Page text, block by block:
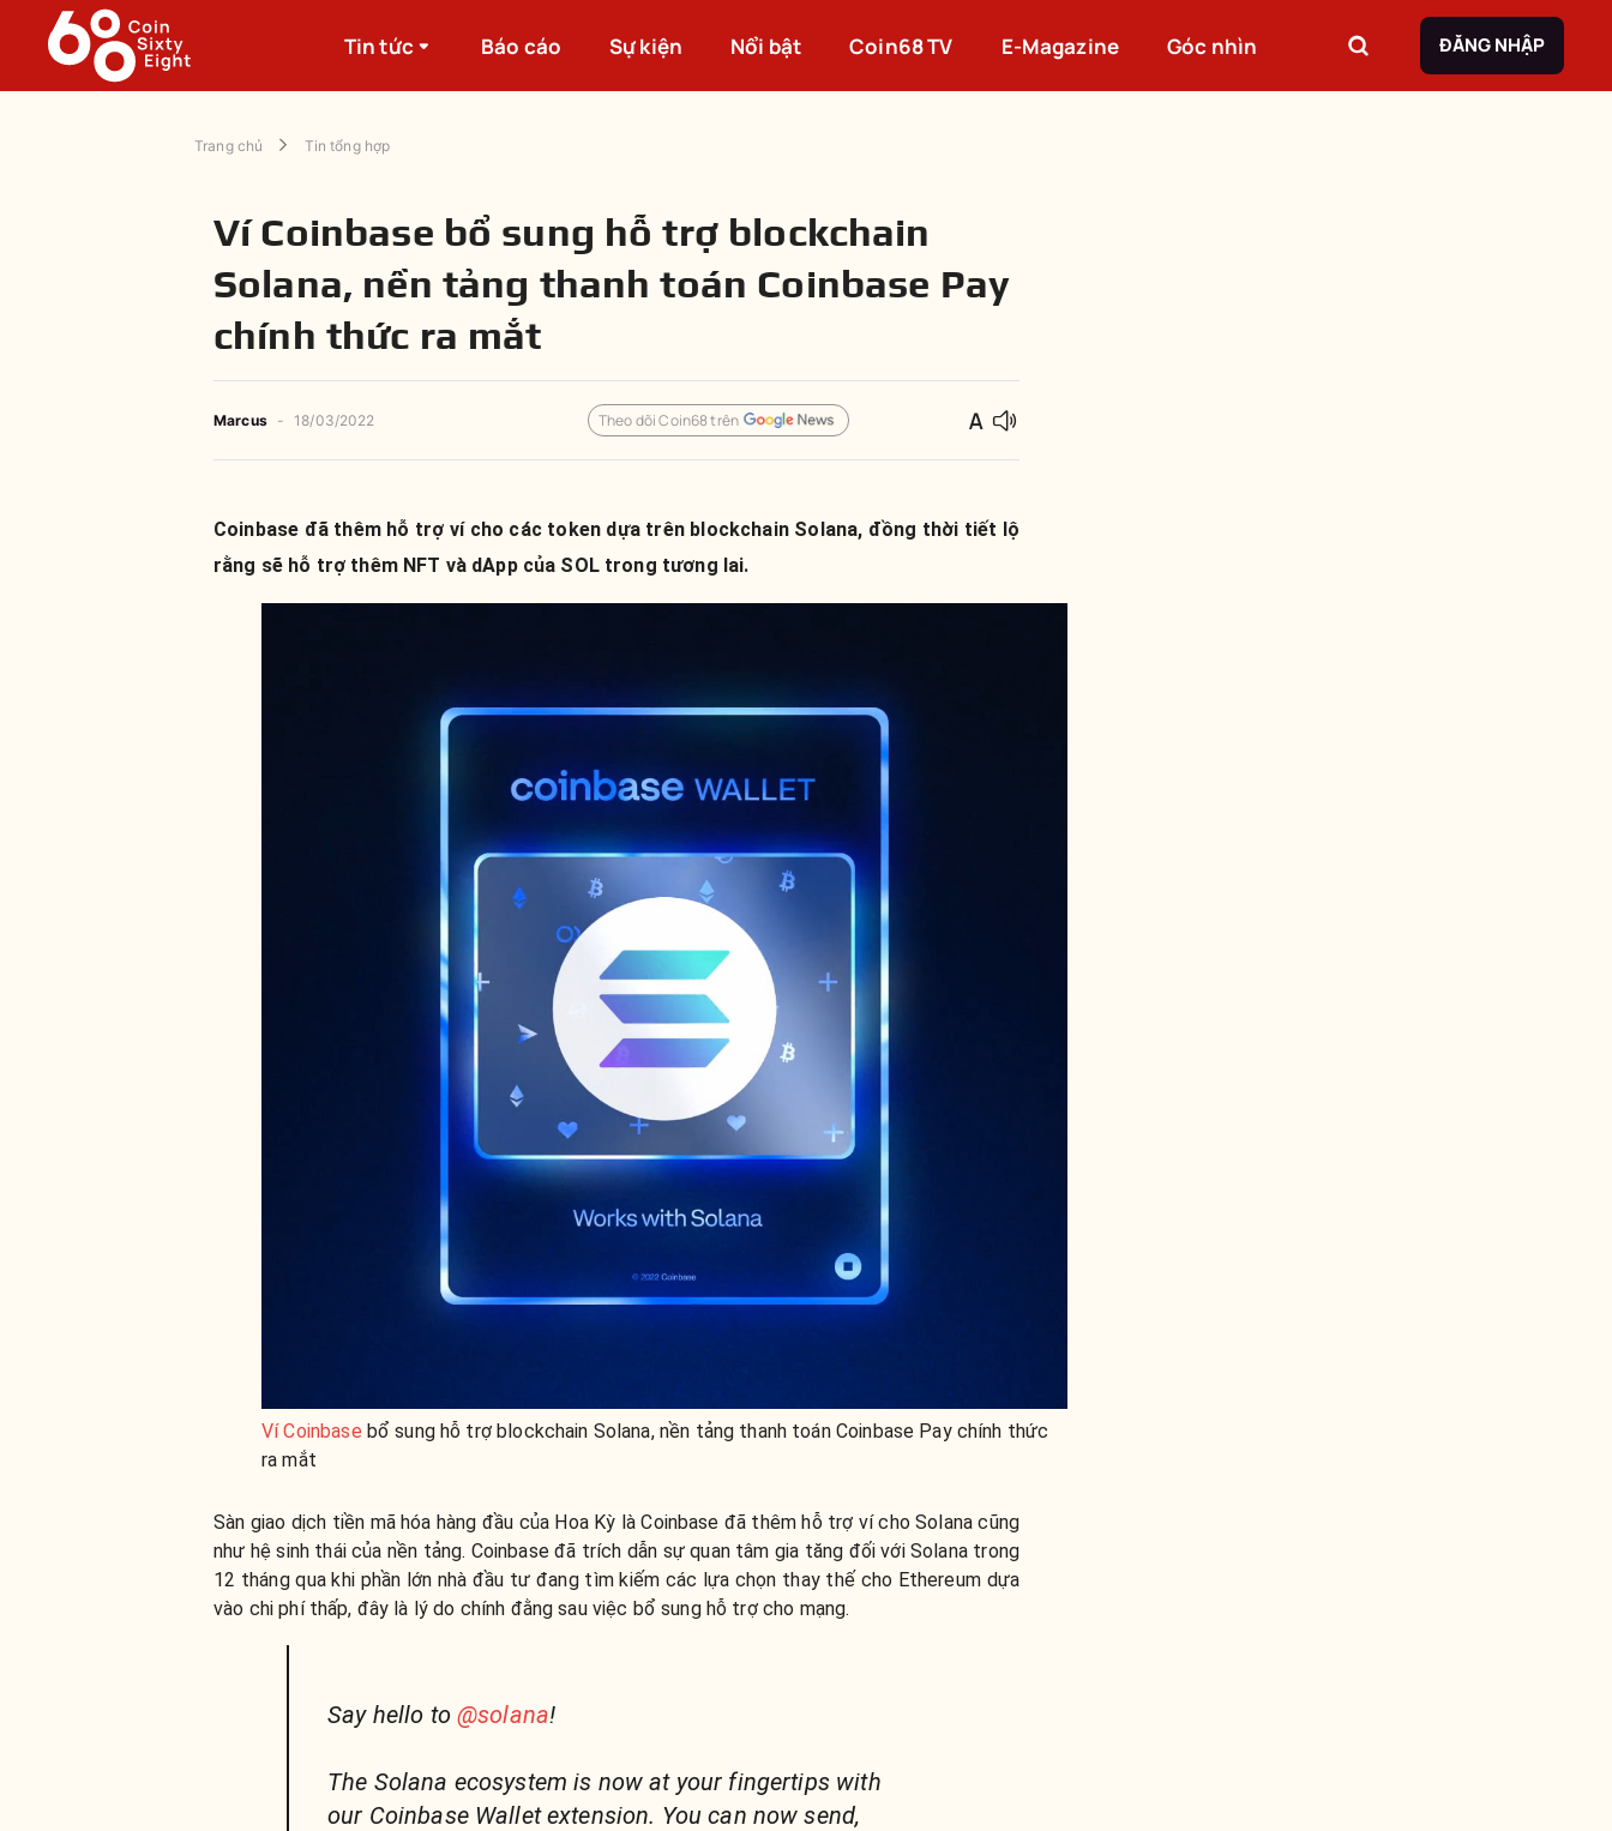
Tin tức Báo cáo Sự kiện Nổi bật Coin68 TV E-Magazine Góc nhìn ĐĂNG NHẬP
Trang chủ Tin tổng hợp
Ví Coinbase bổ sung hỗ trợ blockchain
Solana, nền tảng thanh toán Coinbase Pay
chính thức ra mắt
Marcus - 18/03/2022 Theo dõi Coin68 trên
Coinbase đã thêm hỗ trợ ví cho các token dựa trên blockchain Solana, đồng thời tiết lộ
rằng sẽ hỗ trợ thêm NFT và dApp của SOL trong tương lai.
Ví Coinbase bổ sung hỗ trợ blockchain Solana, nền tảng thanh toán Coinbase Pay chính thức
ra mắt
Sàn giao dịch tiền mã hóa hàng đầu của Hoa Kỳ là Coinbase đã thêm hỗ trợ ví cho Solana cũng
như hệ sinh thái của nền tảng. Coinbase đã trích dẫn sự quan tâm gia tăng đối với Solana trong
12 tháng qua khi phần lớn nhà đầu tư đang tìm kiếm các lựa chọn thay thế cho Ethereum dựa
vào chi phí thấp, đây là lý do chính đằng sau việc bổ sung hỗ trợ cho mạng.
Say hello to @solana!
The Solana ecosystem is now at your fingertips with
our Coinbase Wallet extension. You can now send,